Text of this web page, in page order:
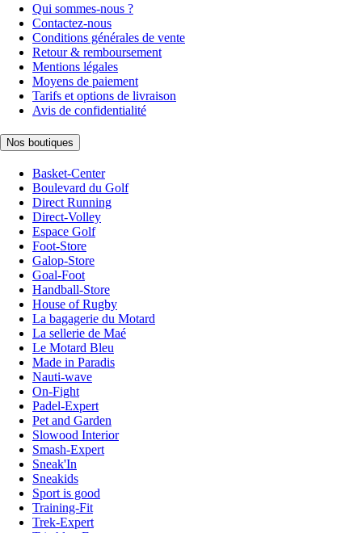
Qui sommes-nous ?
Contactez-nous
Conditions générales de vente
Retour & remboursement
Mentions légales
Moyens de paiement
Tarifs et options de livraison
Avis de confidentialité
Nos boutiques
Basket-Center
Boulevard du Golf
Direct Running
Direct-Volley
Espace Golf
Foot-Store
Galop-Store
Goal-Foot
Handball-Store
House of Rugby
La bagagerie du Motard
La sellerie de Maé
Le Motard Bleu
Made in Paradis
Nauti-wave
On-Fight
Padel-Expert
Pet and Garden
Slowood Interior
Smash-Expert
Sneak'In
Sneakids
Sport is good
Training-Fit
Trek-Expert